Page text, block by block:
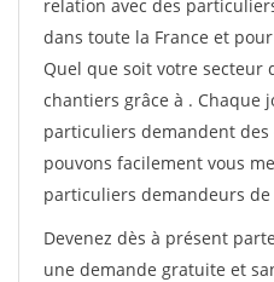
relation avec des
dans toute la France et
Quel que soit votre secteur
chantiers grâce à . Chaque
particuliers demandent des
pouvons facilement vous
particuliers demandeurs
Devenez dès à présent
une demande gratuite et